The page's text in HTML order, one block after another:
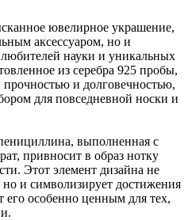
ювелирное украшение,
аксессуаром, но и
науки и уникальных
из серебра 925 пробы,
прочностью и долговечностью,
для повседневной носки и
выполненная с
привносит в образ нотку
Этот элемент дизайна не
и символизирует достижения
особенно ценным для тех,